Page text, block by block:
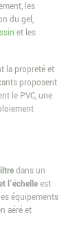
les
du gel,
et les
la propreté et
proposent
le PVC, une
dans un
l’échelleest
équipements
aéré et